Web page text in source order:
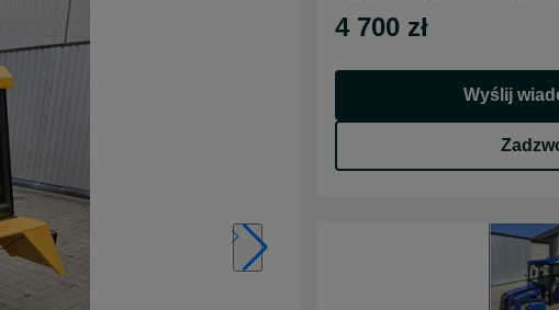
4 700 zł
Wyślij